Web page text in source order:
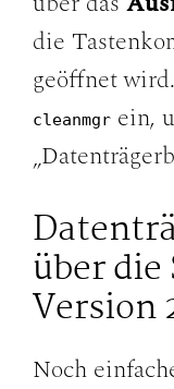
die
geöffnet
cleanmgr ein,
über
Version
Noch